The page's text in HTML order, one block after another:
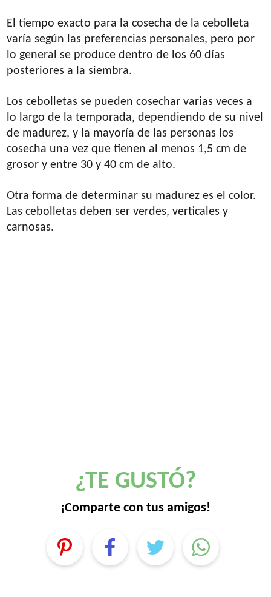
El tiempo exacto para la cosecha de la cebolleta
varía según las preferencias personales, pero por
lo general se produce dentro de los 60 días
posteriores a la siembra.
Los cebolletas se pueden cosechar varias veces a
lo largo de la temporada, dependiendo de su nivel
de madurez, y la mayoría de las personas los
cosecha una vez que tienen al menos 1,5 cm de
grosor y entre 30 y 40 cm de alto.
Otra forma de determinar su madurez es el color.
Las cebolletas deben ser verdes, verticales y
carnosas.
¿TE GUSTÓ?
¡Comparte con tus amigos!